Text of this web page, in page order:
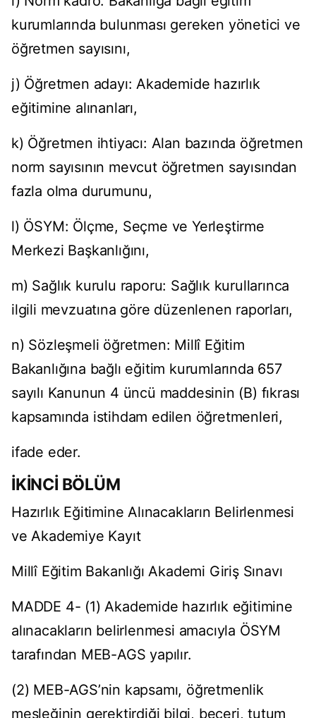
kurumlarında bulunması gereken yönetici ve
öğretmen sayısını,
j) Öğretmen adayı: Akademide hazırlık
eğitimine alınanları,
k) Öğretmen ihtiyacı: Alan bazında öğretmen
norm sayısının mevcut öğretmen sayısından
fazla olma durumunu,
l) ÖSYM: Ölçme, Seçme ve Yerleştirme
Merkezi Başkanlığını,
m) Sağlık kurulu raporu: Sağlık kurullarınca
ilgili mevzuatına göre düzenlenen raporları,
n) Sözleşmeli öğretmen: Millî Eğitim
Bakanlığına bağlı eğitim kurumlarında 657
sayılı Kanunun 4 üncü maddesinin (B) fıkrası
kapsamında istihdam edilen öğretmenleri,
ifade eder.
İKİNCİ BÖLÜM
Hazırlık Eğitimine Alınacakların Belirlenmesi
ve Akademiye Kayıt
Millî Eğitim Bakanlığı Akademi Giriş Sınavı
MADDE 4- (1) Akademide hazırlık eğitimine
alınacakların belirlenmesi amacıyla ÖSYM
tarafından MEB-AGS yapılır.
(2) MEB-AGS’nin kapsamı, öğretmenlik
mesleğinin gerektirdiği bilgi, beceri, tutum